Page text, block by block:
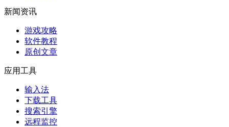
新闻资讯
游戏攻略
软件教程
原创文章
应用工具
输入法
下载工具
搜索引擎
远程监控